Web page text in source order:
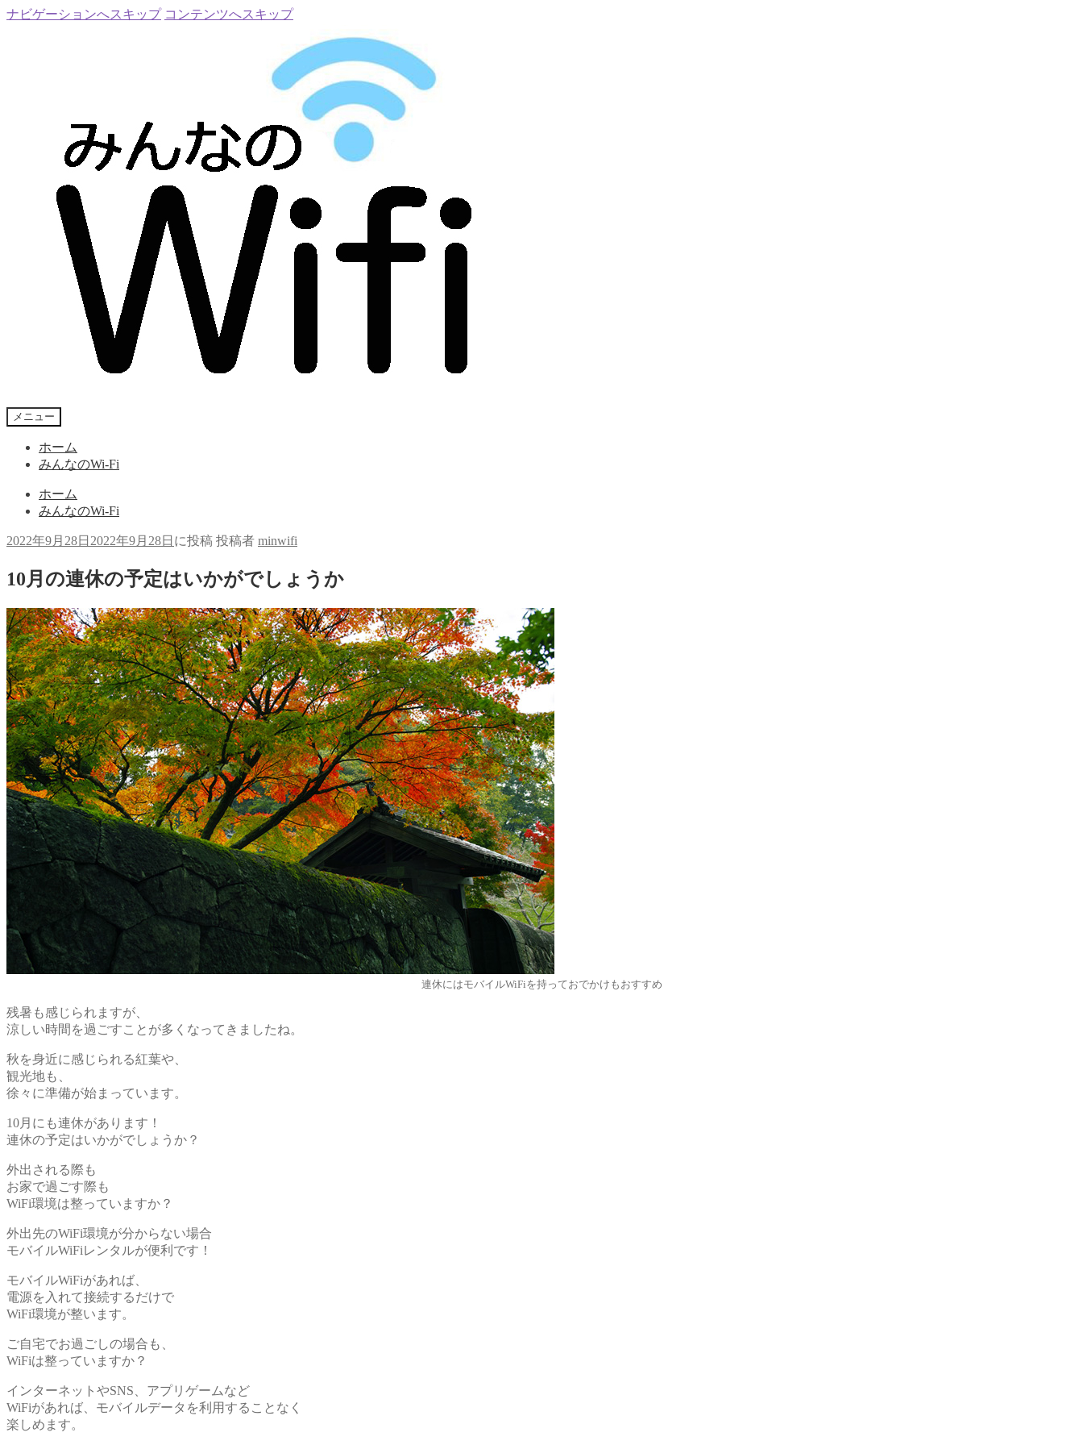
ナビゲーションへスキップ コンテンツへスキップ
メニュー
ホーム
みんなのWi-Fi
ホーム
みんなのWi-Fi
2022年9月28日 2022年9月28日 に投稿 投稿者 minwifi
10月の連休の予定はいかがでしょうか
連休にはモバイルWiFiを持っておでかけもおすすめ
残暑も感じられますが、
涼しい時間を過ごすことが多くなってきましたね。
秋を身近に感じられる紅葉や、
観光地も、
徐々に準備が始まっています。
10月にも連休があります！
連休の予定はいかがでしょうか？
外出される際も
お家で過ごす際も
WiFi環境は整っていますか？
外出先のWiFi環境が分からない場合
モバイルWiFiレンタルが便利です！
モバイルWiFiがあれば、
電源を入れて接続するだけで
WiFi環境が整います。
ご自宅でお過ごしの場合も、
WiFiは整っていますか？
インターネットやSNS、アプリゲームなど
WiFiがあれば、モバイルデータを利用することなく
楽しめます。